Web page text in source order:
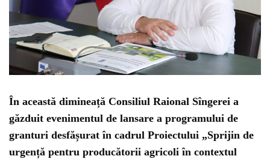
În această dimineață Consiliul Raional Sîngerei a
găzduit evenimentul de lansare a programului de
granturi desfășurat în cadrul Proiectului „Sprijin de
urgență pentru producătorii agricoli în contextul